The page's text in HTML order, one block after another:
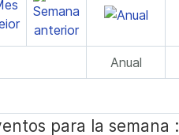
Anual
para la semana :